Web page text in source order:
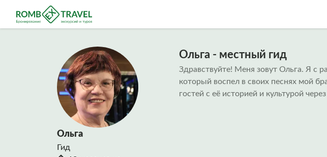
Ольга
Гид
Ольга - местный гид
Здравствуйте! Меня зовут Ольга. Я с
который воспел в своих песнях мой
гостей с её историей и культурой